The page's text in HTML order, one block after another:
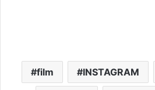
film INSTAGRAM